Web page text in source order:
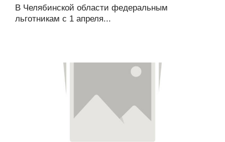
В Челябинской области федеральным
льготникам с 1 апреля...